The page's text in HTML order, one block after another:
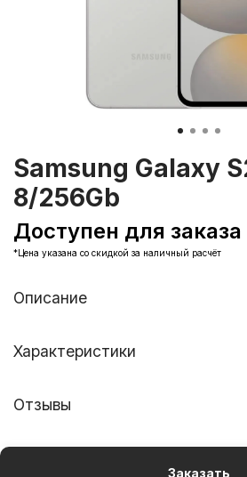
Samsung Galaxy
8/256Gb
Доступен для заказа
*Цена указана со скидкой за наличный расчёт
Заказать
Описание
Характеристики
Отзывы